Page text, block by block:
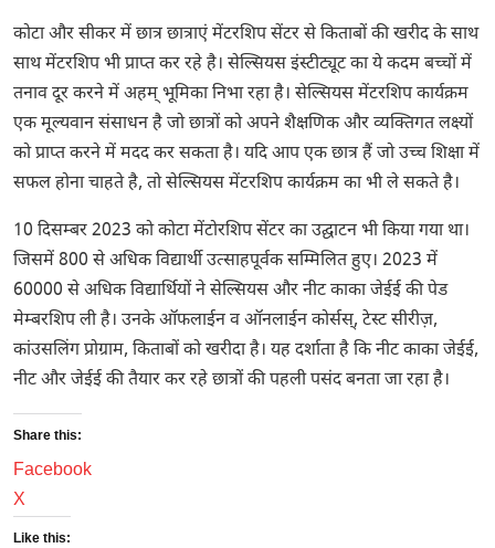
कोटा और सीकर में छात्र छात्राएं मेंटरशिप सेंटर से किताबों की खरीद के साथ
साथ मेंटरशिप भी प्राप्त कर रहे है। सेल्सियस इंस्टीट्यूट का ये कदम बच्चों में
तनाव दूर करने में अहम् भूमिका निभा रहा है। सेल्सियस मेंटरशिप कार्यक्रम
एक मूल्यवान संसाधन है जो छात्रों को अपने शैक्षणिक और व्यक्तिगत लक्ष्यों
को प्राप्त करने में मदद कर सकता है। यदि आप एक छात्र हैं जो उच्च शिक्षा में
सफल होना चाहते है, तो सेल्सियस मेंटरशिप कार्यक्रम का भी ले सकते है।
10 दिसम्बर 2023 को कोटा मेंटोरशिप सेंटर का उद्घाटन भी किया गया था।
जिसमें 800 से अधिक विद्यार्थी उत्साहपूर्वक सम्मिलित हुए। 2023 में
60000 से अधिक विद्यार्थियों ने सेल्सियस और नीट काका जेईई की पेड
मेम्बरशिप ली है। उनके ऑफलाईन व ऑनलाईन कोर्सस्, टेस्ट सीरीज़,
कांउसलिंग प्रोग्राम, किताबों को खरीदा है। यह दर्शाता है कि नीट काका जेईई,
नीट और जेईई की तैयार कर रहे छात्रों की पहली पसंद बनता जा रहा है।
Share this:
Facebook
X
Like this: